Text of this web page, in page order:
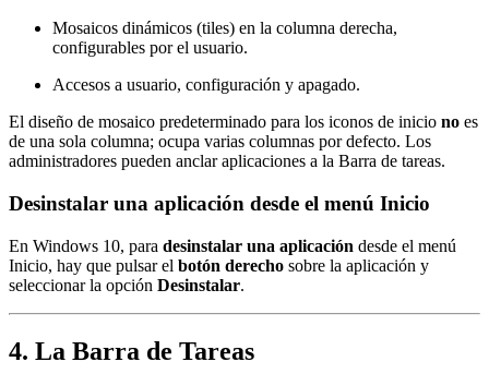
Mosaicos dinámicos (tiles) en la columna derecha,
configurables por el usuario.
Accesos a usuario, configuración y apagado.
El diseño de mosaico predeterminado para los iconos de inicio no es
de una sola columna; ocupa varias columnas por defecto. Los
administradores pueden anclar aplicaciones a la Barra de tareas.
Desinstalar una aplicación desde el menú Inicio
En Windows 10, para desinstalar una aplicación desde el menú
Inicio, hay que pulsar el botón derecho sobre la aplicación y
seleccionar la opción Desinstalar.
4. La Barra de Tareas